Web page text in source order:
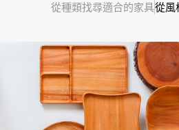
想從風格找家
想從空間找家
從種類找尋適合的家具從風